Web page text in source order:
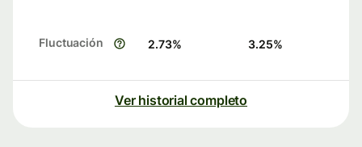
Fluctuación 2.73% 3.25%
Ver historial completo